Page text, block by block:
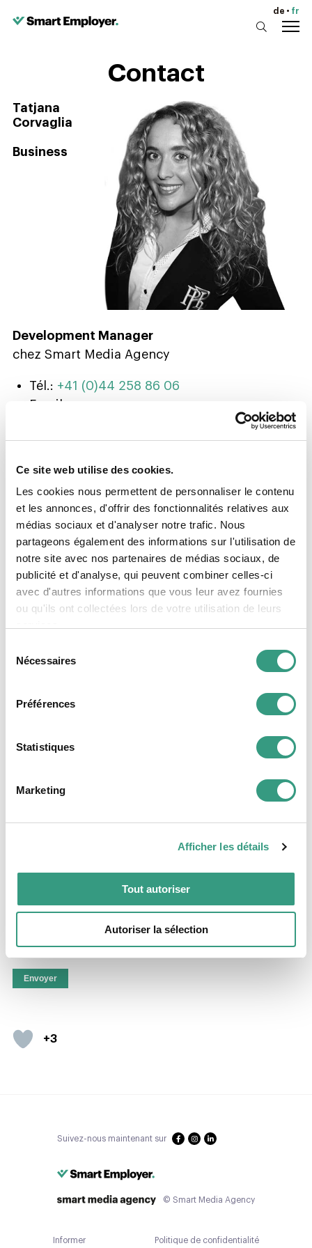
Ce site web utilise des cookies.
Les cookies nous permettent de personnaliser le contenu
et les annonces, d'offrir des fonctionnalités relatives aux
médias sociaux et d'analyser notre trafic. Nous
partageons également des informations sur l'utilisation de
notre site avec nos partenaires de médias sociaux, de
publicité et d'analyse, qui peuvent combiner celles-ci
avec d'autres informations que vous leur avez fournies
ou qu'ils ont collectées lors de votre utilisation de leurs
Nécessaires
Préférences
Statistiques
Marketing
Afficher les détails
Tout autoriser
Autoriser la sélection
de fr
Contact
Tatjana
Corvaglia
Business
Development Manager
chez Smart Media Agency
Tél.: +41 (0)44 258 86 06
Email:
tatjana.corvaglia@smartmediaagency.ch
Vous souhaitez en savoir plus à propos de
Smart Media Agency et de ses solutions de
marketing de contenu? Contactez-nous
sans plus tarder!
PRÉNOM *
Envoyer
+3
Suivez-nous maintenant sur
© Smart Media Agency
Informer Politique de confidentialité